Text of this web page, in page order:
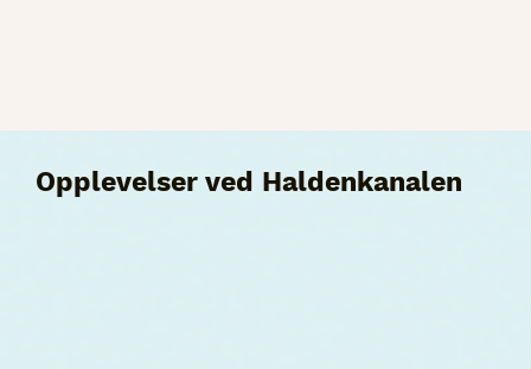
Opplevelser ved Haldenkanalen